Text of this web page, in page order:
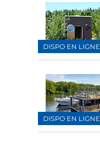
DISPO EN LIGNE
DISPO EN LIGNE